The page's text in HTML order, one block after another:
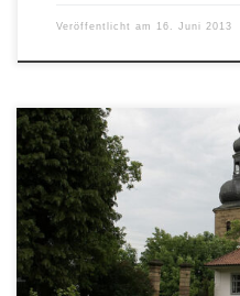
Veröffentlicht am 16. Juni 2013